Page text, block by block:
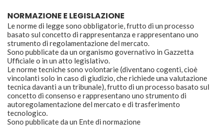
NORMAZIONE E LEGISLAZIONE
Le norme di legge sono obbligatorie, frutto di un processo
basato sul concetto di rappresentanza e rappresentano uno
strumento di regolamentazione del mercato.
Sono pubblicate da un organismo governativo in Gazzetta
Ufficiale o in un atto legislativo.
Le norme tecniche sono volontarie (diventano cogenti, cioè
vincolanti solo in caso di giudizio, che richiede una valutazione
tecnica davanti a un tribunale), frutto di un processo basato sul
concetto di consenso e rappresentano uno strumento di
autoregolamentazione del mercato e di trasferimento
tecnologico.
Sono pubblicate da un Ente di normazione